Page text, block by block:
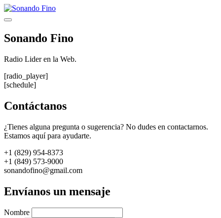
Saltar
al
Menú
Sonando Fino
Radio Lider en la Web.
[radio_player]
[schedule]
Contáctanos
¿Tienes alguna pregunta o sugerencia? No dudes en contactarnos.
Estamos aquí para ayudarte.
+1 (829) 954-8373
+1 (849) 573-9000
sonandofino@gmail.com
Envíanos un mensaje
Nombre